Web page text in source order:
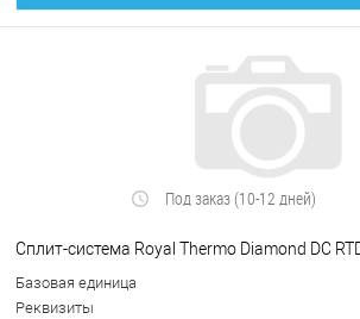
Под заказ (10-12 дней)
Сплит-система Royal Thermo Diamond DC
Базовая единица
Реквизиты